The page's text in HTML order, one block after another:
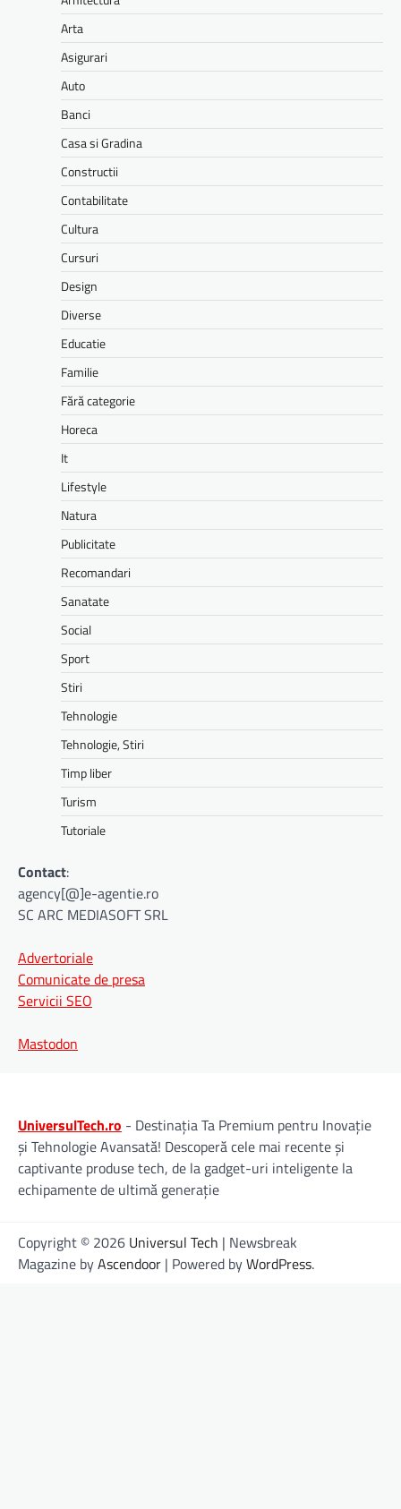
Arta
Asigurari
Auto
Banci
Casa si Gradina
Constructii
Contabilitate
Cultura
Cursuri
Design
Diverse
Educatie
Familie
Fără categorie
Horeca
It
Lifestyle
Natura
Publicitate
Recomandari
Sanatate
Social
Sport
Stiri
Tehnologie
Tehnologie, Stiri
Timp liber
Turism
Tutoriale
Contact:
agency[@]e-agentie.ro
SC ARC MEDIASOFT SRL
Advertoriale
Comunicate de presa
Servicii SEO
Mastodon
UniversulTech.ro - Destinația Ta Premium pentru Inovație
și Tehnologie Avansată! Descoperă cele mai recente și
captivante produse tech, de la gadget-uri inteligente la
echipamente de ultimă generație
Copyright © 2026 Universul Tech | Newsbreak
Magazine byAscendoor | Powered byWordPress.